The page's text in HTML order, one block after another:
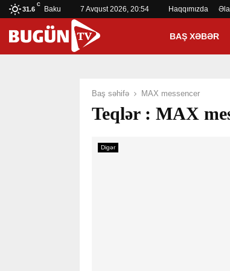
31.6
C
Baku 7 Avqust 2026, 20:54 Haqqımızda
BAŞ XƏBƏR
Baş səhifə MAX messencer
Teqlər : MAX
Digər